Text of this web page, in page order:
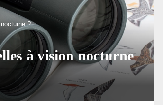
?
à vision nocturne